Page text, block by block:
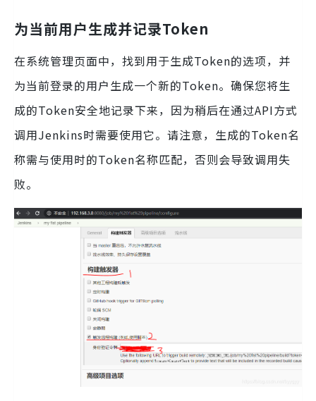
为当前用户生成并记录Token
在系统管理页面中，找到用于生成Token的选项，并
为当前登录的用户生成一个新的Token。确保您将生
成的Token安全地记录下来，因为稍后在通过API方式
调用Jenkins时需要使用它。请注意，生成的Token名
称需与使用时的Token名称匹配，否则会导致调用失
败。